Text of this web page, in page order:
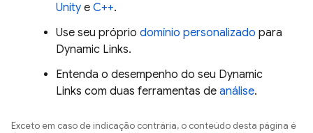
Unity e C++.
Use seu próprio domínio personalizado para
Dynamic Links.
Entenda o desempenho do seu Dynamic
Links com duas ferramentas de análise.
Exceto em caso de indicação contrária, o conteúdo desta página é